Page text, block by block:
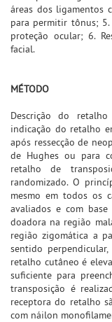
áreas dos ligamentos
para permitir tônus;
proteção ocular; 6.
facial.
MÉTODO
Descrição do
indicação do retalho
após ressecção de
de Hughes ou para
retalho de
randomizado. O
mesmo em todos os
avaliados e com
doadora na região
região zigomática a
sentido
retalho cutâneo é
suficiente para
transposição é
receptora do retalho
com náilon